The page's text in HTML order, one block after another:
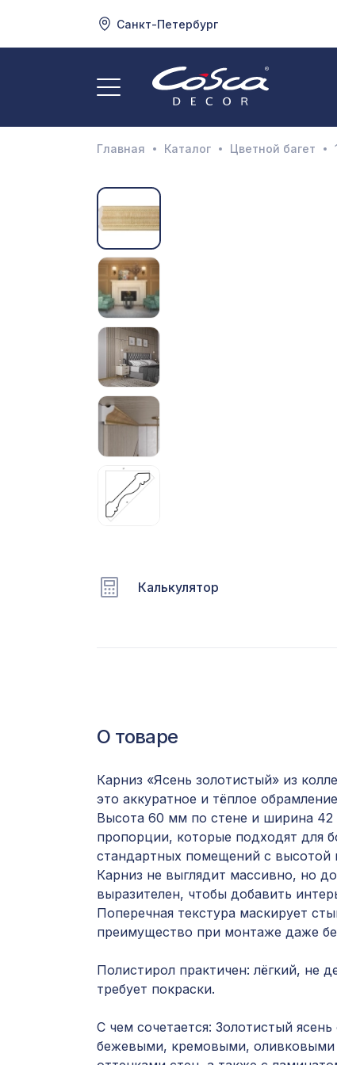
Санкт-Петербург
Главная Каталог Цветной багет
Калькулятор
О товаре
Карниз «Ясень золотистый» из
это аккуратное и тёплое
Высота 60 мм по стене и ширина
пропорции, которые подходят для
стандартных помещений с высотой
Карниз не выглядит массивно, но
выразителен, чтобы добавить
Поперечная текстура маскирует
преимущество при монтаже даже
Полистирол практичен: лёгкий, не
требует покраски.
С чем сочетается: Золотистый
бежевыми, кремовыми,